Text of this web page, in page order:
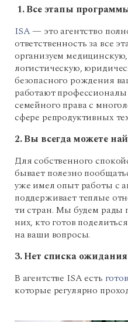
1. Все этапы
ISA— это агентство
ответственность за все
организуем
логистическую,
безопасного рождения
работают
семейного права с
сфере репродуктивных
2. Вы всегда можете
Для собственного
бывает полезно
уже имел опыт работы с
поддерживает теплые
ти стран. Мы будем рады
них, кто готов
на ваши вопросы.
3. Нет списка
В агентстве ISA есть
которые регулярно